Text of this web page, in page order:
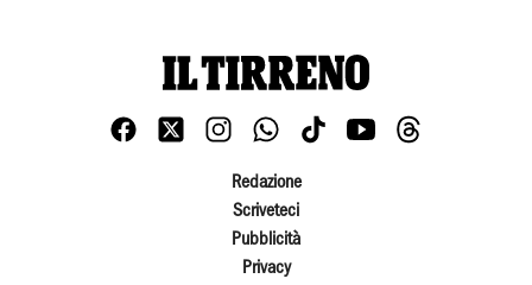
Redazione
Scriveteci
Pubblicità
Privacy